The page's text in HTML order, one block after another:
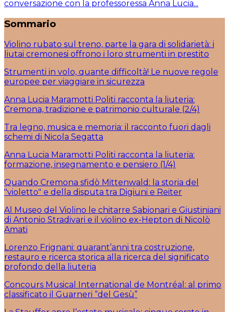
conversazione con la professoressa Anna Lucia...
Sommario
Violino rubato sul treno, parte la gara di solidarietà: i
liutai cremonesi offrono i loro strumenti in prestito
Strumenti in volo, quante difficoltà! Le nuove regole
europee per viaggiare in sicurezza
Anna Lucia Maramotti Politi racconta la liuteria:
Cremona, tradizione e patrimonio culturale (2/4)
Tra legno, musica e memoria: il racconto fuori dagli
schemi di Nicola Segatta
Anna Lucia Maramotti Politi racconta la liuteria:
formazione, insegnamento e pensiero (1/4)
Quando Cremona sfidò Mittenwald: la storia del
"violetto" e della disputa tra Digiuni e Reiter
Al Museo del Violino le chitarre Sabionari e Giustiniani
di Antonio Stradivari e il violino ex-Hepton di Nicolò
Amati
Lorenzo Frignani: quarant’anni tra costruzione,
restauro e ricerca storica alla ricerca del significato
profondo della liuteria
Concours Musical International de Montréal: al primo
classificato il Guarneri “del Gesù”